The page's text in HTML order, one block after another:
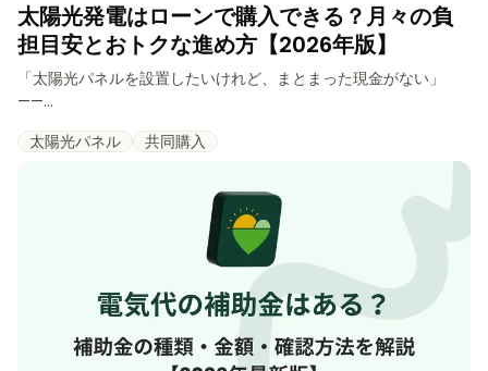
太陽光発電はローンで購入できる？月々の負
担目安とおトクな進め方【2026年版】
「太陽光パネルを設置したいけれど、まとまった現金がない」
——...
太陽光パネル
共同購入